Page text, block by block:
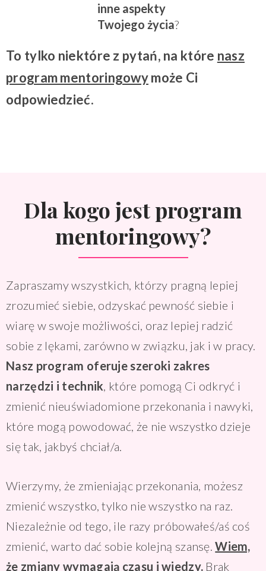
inne aspekty
Twojego życia?
To tylko niektóre z pytań, na które nasz
program mentoringowymoże Ci
odpowiedzieć.
Dla kogo jest program
mentoringowy?
Zapraszamy wszystkich, którzy pragną lepiej
zrozumieć siebie, odzyskać pewność siebie i
wiarę w swoje możliwości, oraz lepiej radzić
sobie z lękami, zarówno w związku, jak i w pracy.
Nasz program oferuje szeroki zakres
narzędzi i technik, które pomogą Ci odkryć i
zmienić nieuświadomione przekonania i nawyki,
które mogą powodować, że nie wszystko dzieje
się tak, jakbyś chciał/a.
Wierzymy, że zmieniając przekonania, możesz
zmienić wszystko, tylko nie wszystko na raz.
Niezależnie od tego, ile razy próbowałeś/aś coś
zmienić, warto dać sobie kolejną szansę. Wiem,
że zmiany wymagają czasu i wiedzy. Brak